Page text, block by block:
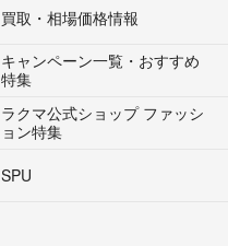
買取・相場価格情報
キャンペーン一覧・おすすめ
特集
ラクマ公式ショップ ファッシ
ョン特集
SPU